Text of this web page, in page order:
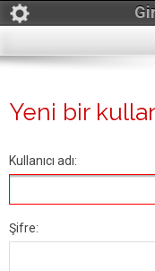
Yeni bir
Kullanıcı adı:
Şifre: